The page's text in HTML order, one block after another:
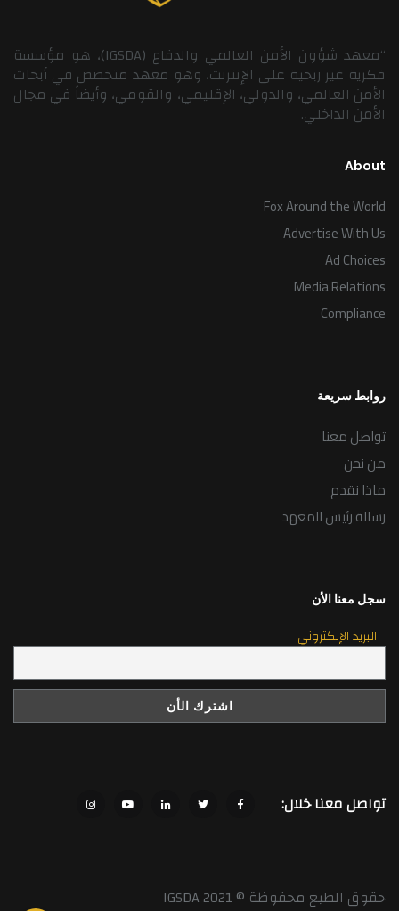
“معهد شؤون الأمن العالمي والدفاع (IGSDA)، هو مؤسسة
فكرية غير ربحية على الإنترنت، وهو معهد متخصص في أبحاث
الأمن العالمي، والدولي، الإقليمي، والقومي، وأيضاً في مجال
الأمن الداخلي.
About
Fox Around the World
Advertise With Us
Ad Choices
Media Relations
Compliance
روابط سريعة
تواصل معنا
من نحن
ماذا نقدم
رسالة رئيس المعهد
سجل معنا الأن
البريد الإلكتروني
تواصل معنا خلال:
حقوق الطبع محفوظة © 2021 IGSDA